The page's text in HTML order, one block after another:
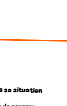
sa situation